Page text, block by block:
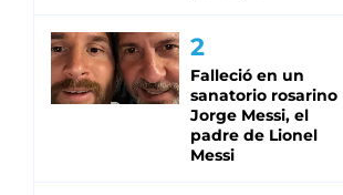
Falleció en un
sanatorio rosarino
Jorge Messi, el
padre de Lionel
Messi